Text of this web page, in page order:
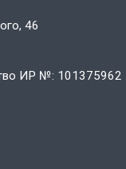
46
ИР №: 101375962